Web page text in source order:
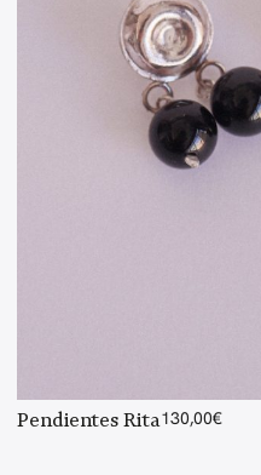
Pendientes Rita130,00€